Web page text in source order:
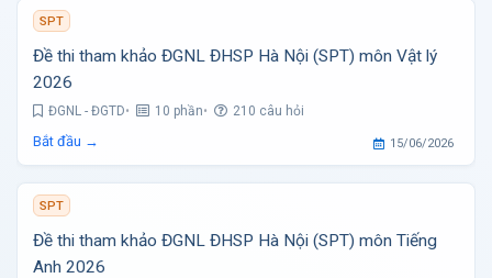
SPT
Đề thi tham khảo ĐGNL ĐHSP Hà Nội (SPT) môn Vật lý
2026
ĐGNL - ĐGTD 10 phần 210 câu hỏi
Bắt đầu → 15/06/2026
SPT
Đề thi tham khảo ĐGNL ĐHSP Hà Nội (SPT) môn Tiếng
Anh 2026